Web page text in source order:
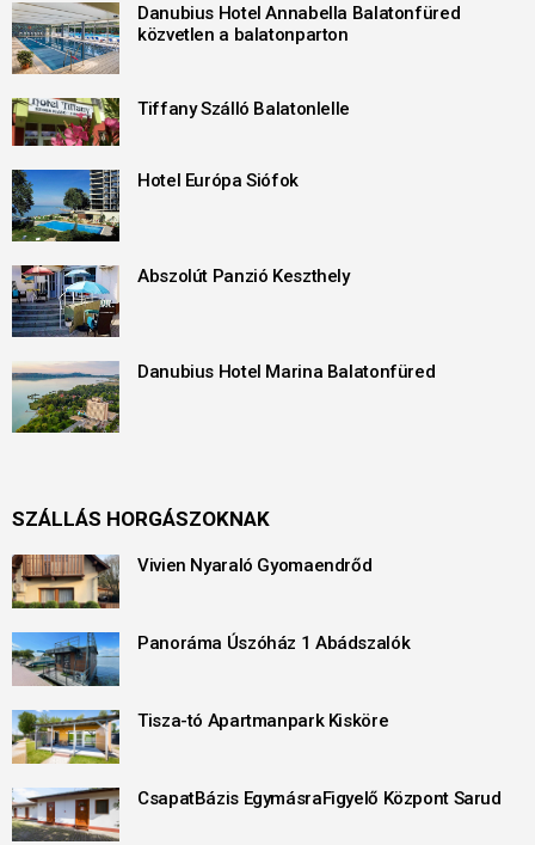
Danubius Hotel Annabella Balatonfüred
közvetlen a balatonparton
Tiffany Szálló Balatonlelle
Hotel Európa Siófok
Abszolút Panzió Keszthely
Danubius Hotel Marina Balatonfüred
SZÁLLÁS HORGÁSZOKNAK
Vivien Nyaraló Gyomaendrőd
Panoráma Úszóház 1 Abádszalók
Tisza-tó Apartmanpark Kisköre
CsapatBázis EgymásraFigyelő Központ Sarud